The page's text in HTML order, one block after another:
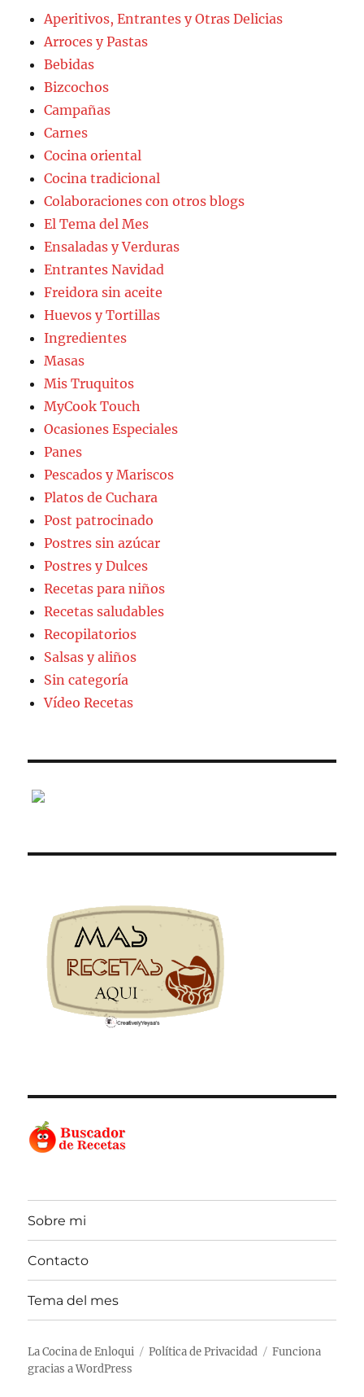
Aperitivos, Entrantes y Otras Delicias
Arroces y Pastas
Bebidas
Bizcochos
Campañas
Carnes
Cocina oriental
Cocina tradicional
Colaboraciones con otros blogs
El Tema del Mes
Ensaladas y Verduras
Entrantes Navidad
Freidora sin aceite
Huevos y Tortillas
Ingredientes
Masas
Mis Truquitos
MyCook Touch
Ocasiones Especiales
Panes
Pescados y Mariscos
Platos de Cuchara
Post patrocinado
Postres sin azúcar
Postres y Dulces
Recetas para niños
Recetas saludables
Recopilatorios
Salsas y aliños
Sin categoría
Vídeo Recetas
Sobre mi
Contacto
Tema del mes
La Cocina de Enloqui Política de Privacidad
Funciona
gracias a WordPress